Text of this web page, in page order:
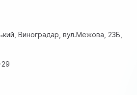
Виноградар, вул.Межова, 23Б,